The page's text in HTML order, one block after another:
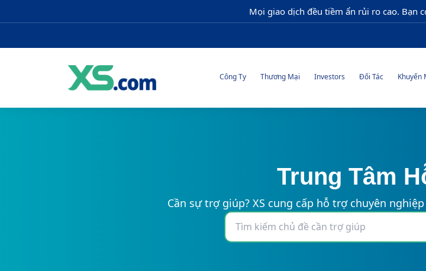
Mọi giao dịch đều tiềm ẩn rủi ro cao. Bạn
Công Ty Thương Mại Investors Đối Tác Khuyến
Trung Tâm
Cần sự trợ giúp? XS cung cấp hỗ trợ chuyên